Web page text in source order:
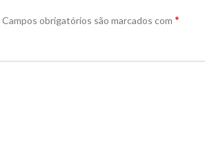
Campos obrigatórios são marcados com *